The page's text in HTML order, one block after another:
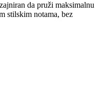
da pruži maksimalnu
stilskim notama, bez